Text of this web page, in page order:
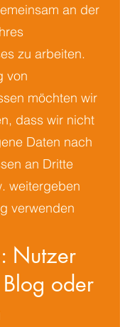
an der
zu arbeiten.
von
möchten wir
dass wir nicht
Daten nach
an Dritte
weitergeben
verwenden
Nutzer
oder